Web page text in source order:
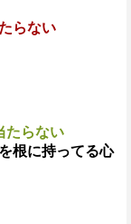
らない
たらない
根に持ってる心